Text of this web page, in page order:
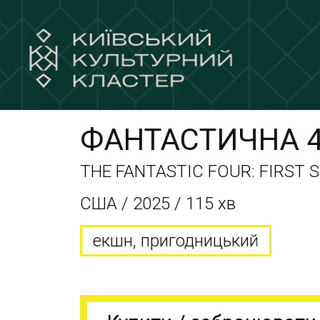
ФАНТАСТИЧНА
THE FANTASTIC FOUR: FIRST
США / 2025 / 115 хв
екшн, пригодницький